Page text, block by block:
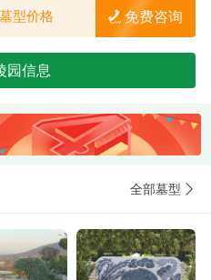
型价格 免费咨询
园信息
全部墓型